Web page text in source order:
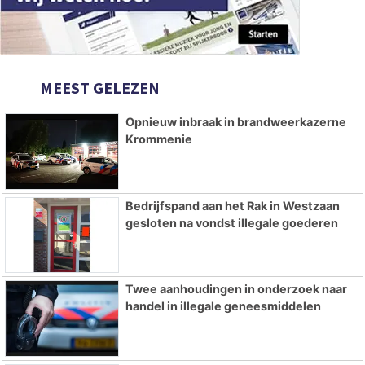
MEEST GELEZEN
Opnieuw inbraak in brandweerkazerne
Krommenie
Bedrijfspand aan het Rak in Westzaan
gesloten na vondst illegale goederen
Twee aanhoudingen in onderzoek naar
handel in illegale geneesmiddelen